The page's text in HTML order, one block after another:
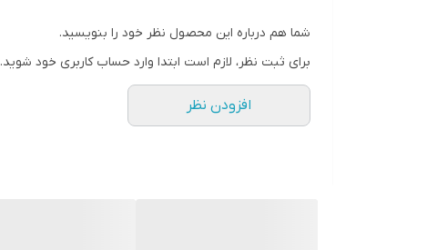
شما هم درباره این محصول نظر خود را بنویسید.
برای ثبت نظر، لازم است ابتدا وارد حساب کاربری خود شوید.
افزودن نظر